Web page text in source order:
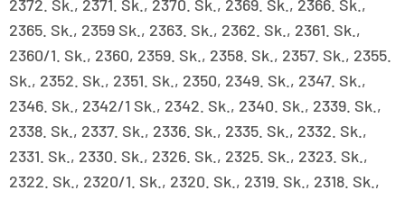
2372. Sk., 2371. Sk., 2370. Sk., 2369. Sk., 2366. Sk.,
2365. Sk., 2359 Sk., 2363. Sk., 2362. Sk., 2361. Sk.,
2360/1. Sk., 2360, 2359. Sk., 2358. Sk., 2357. Sk., 2355.
Sk., 2352. Sk., 2351. Sk., 2350, 2349. Sk., 2347. Sk.,
2346. Sk., 2342/1 Sk., 2342. Sk., 2340. Sk., 2339. Sk.,
2338. Sk., 2337. Sk., 2336. Sk., 2335. Sk., 2332. Sk.,
2331. Sk., 2330. Sk., 2326. Sk., 2325. Sk., 2323. Sk.,
2322. Sk., 2320/1. Sk., 2320. Sk., 2319. Sk., 2318. Sk.,